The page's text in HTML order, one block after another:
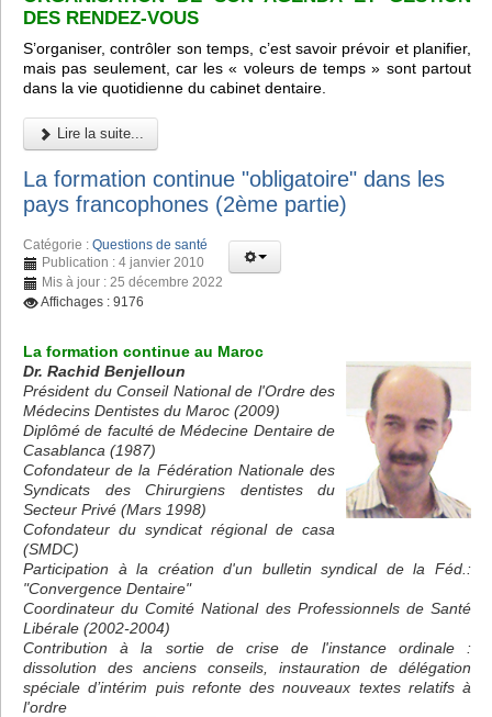
DES RENDEZ-VOUS
S’organiser, contrôler son temps, c’est savoir prévoir et planifier,
mais pas seulement, car les « voleurs de temps » sont partout
dans la vie quotidienne du cabinet dentaire.
Lire la suite...
La formation continue "obligatoire" dans les
pays francophones (2ème partie)
Catégorie : Questions de santé
Publication : 4 janvier 2010
Mis à jour : 25 décembre 2022
Affichages : 9176
La formation continue au Maroc
Dr. Rachid Benjelloun
Président du Conseil National de l'Ordre des
Médecins Dentistes du Maroc (2009)
Diplômé de faculté de Médecine Dentaire de
Casablanca (1987)
Cofondateur de la Fédération Nationale des
Syndicats des Chirurgiens dentistes du
Secteur Privé (Mars 1998)
Cofondateur du syndicat régional de casa
(SMDC)
Participation à la création d'un bulletin syndical de la Féd.:
"Convergence Dentaire"
Coordinateur du Comité National des Professionnels de Santé
Libérale (2002-2004)
Contribution à la sortie de crise de l'instance ordinale :
dissolution des anciens conseils, instauration de délégation
spéciale d’intérim puis refonte des nouveaux textes relatifs à
l'ordre